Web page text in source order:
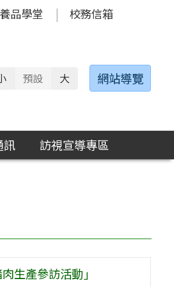
品學堂 校務信箱
預設 大 網站導覽
訊
訪視宣導專區
生產參訪活動」